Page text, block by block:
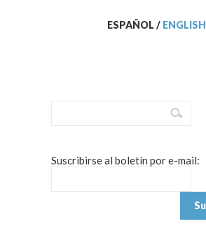
ESPAÑOL / ENGLISH
Suscribirse al boletín por e-mail: